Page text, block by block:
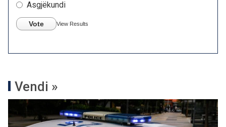
Asgjëkundi
Vote View Results
Vendi »